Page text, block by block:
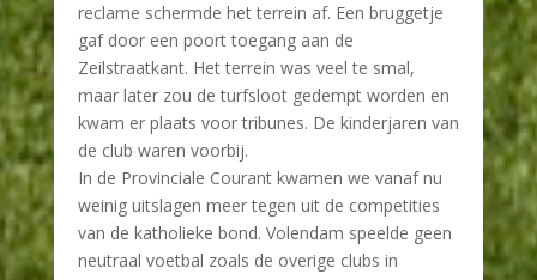
reclame schermde het terrein af. Een bruggetje
gaf door een poort toegang aan de
Zeilstraatkant. Het terrein was veel te smal,
maar later zou de turfsloot gedempt worden en
kwam er plaats voor tribunes. De kinderjaren van
de club waren voorbij.
In de Provinciale Courant kwamen we vanaf nu
weinig uitslagen meer tegen uit de competities
van de katholieke bond. Volendam speelde geen
neutraal voetbal zoals de overige clubs in